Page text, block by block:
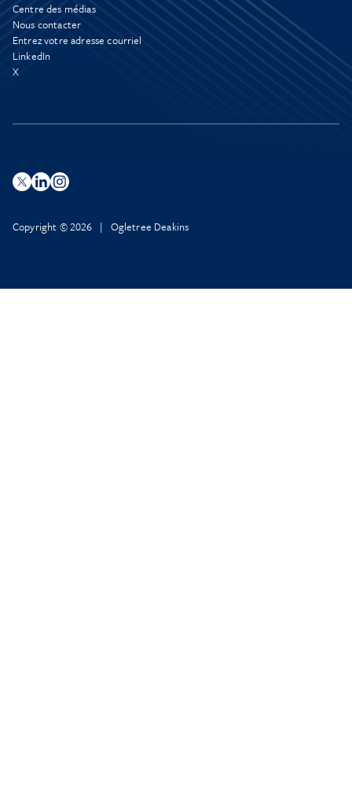
Centre des médias
Nous contacter
Entrez votre adresse courriel
LinkedIn
X
Copyright © 2026 | Ogletree Deakins